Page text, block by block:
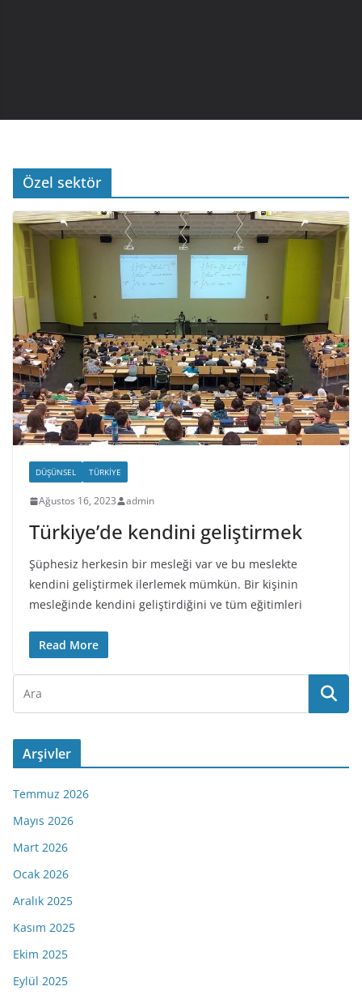
Özel sektör
DÜŞÜNSEL TÜRKIYE
Ağustos 16, 2023 admin
Türkiye’de kendini geliştirmek
Şüphesiz herkesin bir mesleği var ve bu meslekte
kendini geliştirmek ilerlemek mümkün. Bir kişinin
mesleğinde kendini geliştirdiğini ve tüm eğitimleri
Read More
Arşivler
Temmuz 2026
Mayıs 2026
Mart 2026
Ocak 2026
Aralık 2025
Kasım 2025
Ekim 2025
Eylül 2025